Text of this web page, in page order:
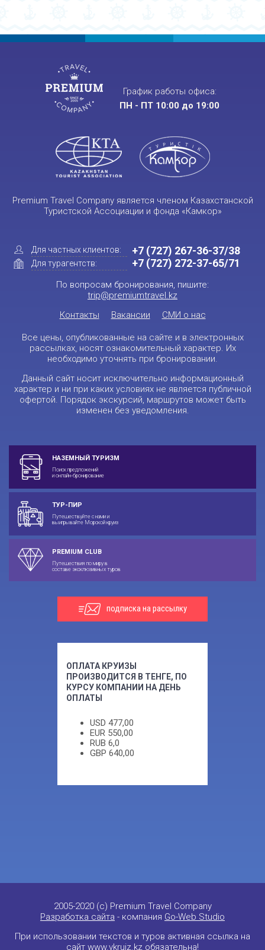
График работы офиса:
ПН - ПТ 10:00 до 19:00
Premium Travel Company является членом Казахстанской
Туристской Ассоциации и фонда «Камкор»
Для частных клиентов:
Для турагентств:
+7 (727) 267-36-37/38
+7 (727) 272-37-65/71
По вопросам бронирования, пишите:
trip@premiumtravel.kz
Контакты
Вакансии СМИ о нас
Все цены, опубликованные на сайте и в электронных
рассылках, носят ознакомительный характер. Их
необходимо уточнять при бронировании.
Данный сайт носит исключительно информационный
характер и ни при каких условиях не является публичной
офертой. Порядок экскурсий, маршрутов может быть
изменен без уведомления.
НАЗЕМНЫЙ ТУРИЗМ
Поиск предложений
и онлайн-бронирование
ТУР-ПИР
Путешествуйте с нами и
выигрывайте Морской круиз
PREMIUM CLUB
Путешествия по миру в
составе эксклюзивных туров
подписка на рассылку
ОПЛАТА КРУИЗЫ
ПРОИЗВОДИТСЯ В ТЕНГЕ, ПО
КУРСУ КОМПАНИИ НА ДЕНЬ
ОПЛАТЫ
USD 477,00
EUR 550,00
RUB 6,0
GBP 640,00
2005-2020 (c) Premium Travel Company
Разработка сайта - компания Go-Web Studio
При использовании текстов и туров активная ссылка на
сайт www.vkruiz.kz обязательна!